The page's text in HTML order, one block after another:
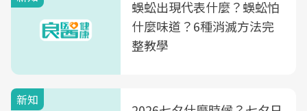
蜈蚣出現代表什麼？蜈蚣怕
什麼味道？6種消滅方法完
整教學
新知